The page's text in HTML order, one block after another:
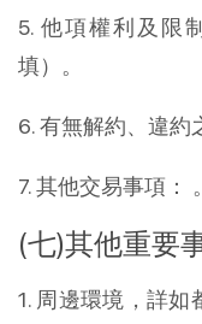
5. 他項權利及限
填）。
6. 有無解約、違約
7. 其他交易事項：
(七)其他重要
1. 周邊環境，詳